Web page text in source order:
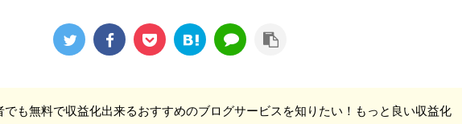
でも無料で収益化出来るおすすめのブログサービスを知りたい！もっと良い収益化